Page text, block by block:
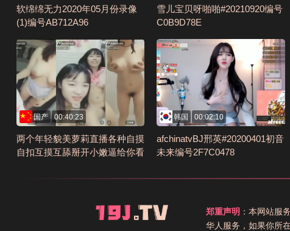
软绵绵无力2020年05月份录像
(1)编号AB712A96
雪儿宝贝呀啪啪#20210920编号
C0B9D78E
国产 00:40:23
两个年轻貌美萝莉直播各种自摸
自扣互摸互舔掰开小嫩逼给你看
韩国 00:02:10
afchinatvBJ邢英#20200401初音
未来编号2F7C0478
郑重声明 ：本网站服
华人服务，如果你所